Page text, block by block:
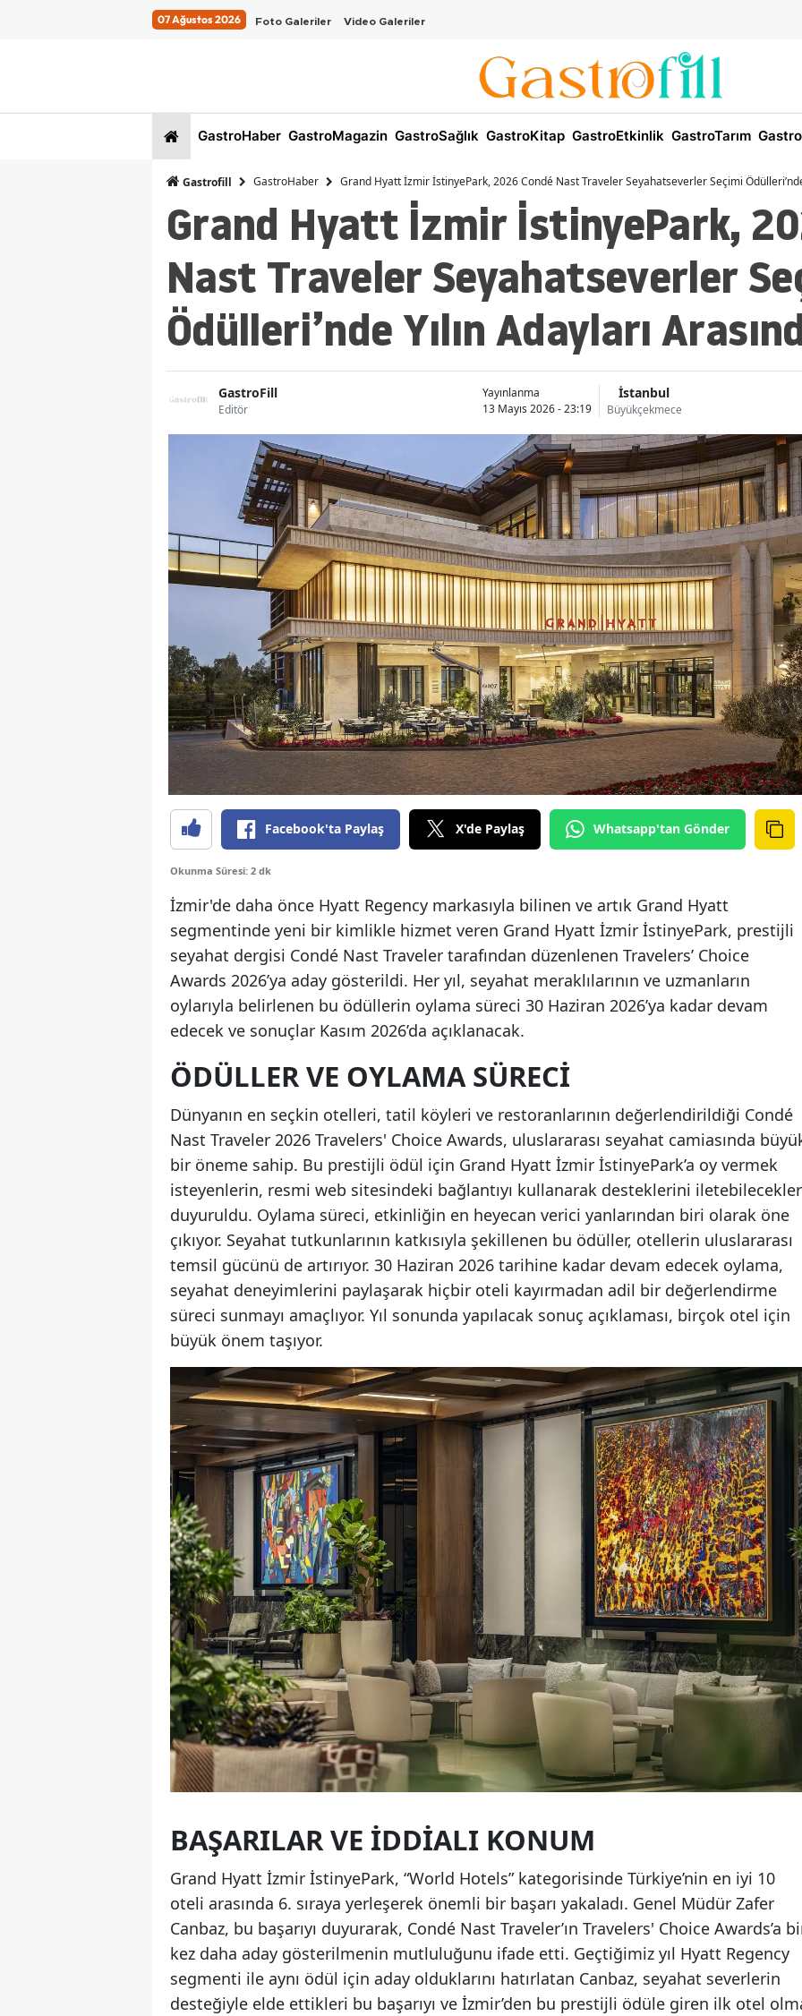
07 Ağustos 2026 Foto Galeriler Video Galeriler
GastroHaber GastroMagazin GastroSağlık GastroKitap GastroEtkinlik GastroTarım
Gastrofill GastroHaber Grand Hyatt İzmir İstinyePark, 2026 Condé Nast Traveler Seyahatseverler Seçimi Ödülleri’nde
Grand Hyatt İzmir İstinyePark,
Nast Traveler Seyahatseverler
Ödülleri’nde Yılın Adayları
GastroFill
Editör
Yayınlanma
13 Mayıs 2026 - 23:19
İstanbul
Büyükçekmece
Facebook'ta Paylaş X'de Paylaş Whatsapp'tan Gönder
Okunma Süresi: 2 dk
İzmir'de daha önce Hyatt Regency markasıyla bilinen ve artık Grand Hyatt
segmentinde yeni bir kimlikle hizmet veren Grand Hyatt İzmir İstinyePark, prestijli
seyahat dergisi Condé Nast Traveler tarafından düzenlenen Travelers’ Choice
Awards 2026’ya aday gösterildi. Her yıl, seyahat meraklılarının ve uzmanların
oylarıyla belirlenen bu ödüllerin oylama süreci 30 Haziran 2026’ya kadar devam
edecek ve sonuçlar Kasım 2026’da açıklanacak.
ÖDÜLLER VE OYLAMA SÜRECI
Dünyanın en seçkin otelleri, tatil köyleri ve restoranlarının değerlendirildiği Condé
Nast Traveler 2026 Travelers' Choice Awards, uluslararası seyahat camiasında
bir öneme sahip. Bu prestijli ödül için Grand Hyatt İzmir İstinyePark’a oy vermek
isteyenlerin, resmi web sitesindeki bağlantıyı kullanarak desteklerini
duyuruldu. Oylama süreci, etkinliğin en heyecan verici yanlarından biri olarak öne
çıkıyor. Seyahat tutkunlarının katkısıyla şekillenen bu ödüller, otellerin uluslararası
temsil gücünü de artırıyor. 30 Haziran 2026 tarihine kadar devam edecek oylama,
seyahat deneyimlerini paylaşarak hiçbir oteli kayırmadan adil bir değerlendirme
süreci sunmayı amaçlıyor. Yıl sonunda yapılacak sonuç açıklaması, birçok otel için
büyük önem taşıyor.
BAŞARILAR VE İDDIALI KONUM
Grand Hyatt İzmir İstinyePark, “World Hotels” kategorisinde Türkiye’nin en iyi 10
oteli arasında 6. sıraya yerleşerek önemli bir başarı yakaladı. Genel Müdür Zafer
Canbaz, bu başarıyı duyurarak, Condé Nast Traveler’ın Travelers' Choice Awards’a
kez daha aday gösterilmenin mutluluğunu ifade etti. Geçtiğimiz yıl Hyatt Regency
segmenti ile aynı ödül için aday olduklarını hatırlatan Canbaz, seyahat severlerin
desteğiyle elde ettikleri bu başarıyı ve İzmir’den bu prestijli ödüle giren ilk otel